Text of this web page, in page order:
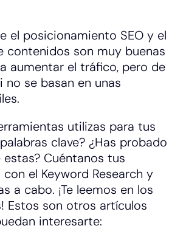
el posicionamiento SEO y el
contenidos son muy buenas
aumentar el tráfico, pero de
no se basan en unas
utilizas para tus
clave? ¿Has probado
estas? Cuéntanos tus
el Keyword Research y
a cabo. ¡Te leemos en los
Estos son otros artículos
interesarte: